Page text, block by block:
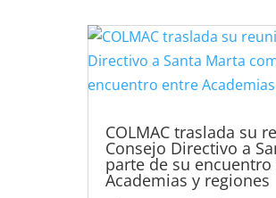
COLMAC traslada su
Consejo Directivo a
parte de su
Academias y regiones